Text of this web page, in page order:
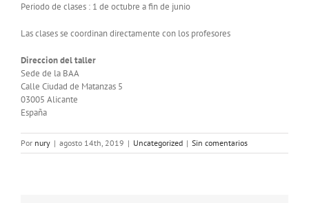
Periodo de clases : 1 de octubre a fin de junio
Las clases se coordinan directamente con los profesores
Direccion del taller
Sede de la BAA
Calle Ciudad de Matanzas 5
03005 Alicante
España
Por nury | agosto 14th, 2019 | Uncategorized | Sin comentarios